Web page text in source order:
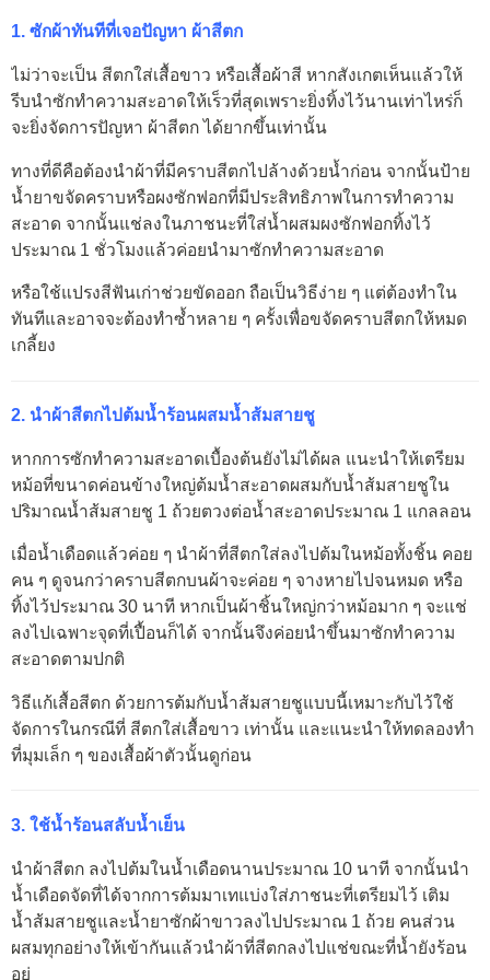
1. ซักผ้าทันทีที่เจอปัญหา ผ้าสีตก
ไม่ว่าจะเป็น สีตกใส่เสื้อขาว หรือเสื้อผ้าสี หากสังเกตเห็นแล้วให้
รีบนำซักทำความสะอาดให้เร็วที่สุดเพราะยิ่งทิ้งไว้นานเท่าไหร่ก็
จะยิ่งจัดการปัญหา ผ้าสีตก ได้ยากขึ้นเท่านั้น
ทางที่ดีคือต้องนำผ้าที่มีคราบสีตกไปล้างด้วยน้ำก่อน จากนั้นป้าย
น้ำยาขจัดคราบหรือผงซักฟอกที่มีประสิทธิภาพในการทำความ
สะอาด จากนั้นแช่ลงในภาชนะที่ใส่น้ำผสมผงซักฟอกทิ้งไว้
ประมาณ 1 ชั่วโมงแล้วค่อยนำมาซักทำความสะอาด
หรือใช้แปรงสีฟันเก่าช่วยขัดออก ถือเป็นวิธีง่าย ๆ แต่ต้องทำใน
ทันทีและอาจจะต้องทำซ้ำหลาย ๆ ครั้งเพื่อขจัดคราบสีตกให้หมด
เกลี้ยง
2. นำผ้าสีตกไปต้มน้ำร้อนผสมน้ำส้มสายชู
หากการซักทำความสะอาดเบื้องต้นยังไม่ได้ผล แนะนำให้เตรียม
หม้อที่ขนาดค่อนข้างใหญ่ต้มน้ำสะอาดผสมกับน้ำส้มสายชูใน
ปริมาณน้ำส้มสายชู 1 ถ้วยตวงต่อน้ำสะอาดประมาณ 1 แกลลอน
เมื่อน้ำเดือดแล้วค่อย ๆ นำผ้าที่สีตกใส่ลงไปต้มในหม้อทั้งชิ้น คอย
คน ๆ ดูจนกว่าคราบสีตกบนผ้าจะค่อย ๆ จางหายไปจนหมด หรือ
ทิ้งไว้ประมาณ 30 นาที หากเป็นผ้าชิ้นใหญ่กว่าหม้อมาก ๆ จะแช่
ลงไปเฉพาะจุดที่เปื้อนก็ได้ จากนั้นจึงค่อยนำขึ้นมาซักทำความ
สะอาดตามปกติ
วิธีแก้เสื้อสีตก ด้วยการต้มกับน้ำส้มสายชูแบบนี้เหมาะกับไว้ใช้
จัดการในกรณีที่ สีตกใส่เสื้อขาว เท่านั้น และแนะนำให้ทดลองทำ
ที่มุมเล็ก ๆ ของเสื้อผ้าตัวนั้นดูก่อน
3. ใช้น้ำร้อนสลับน้ำเย็น
นำผ้าสีตก ลงไปต้มในน้ำเดือดนานประมาณ 10 นาที จากนั้นนำ
น้ำเดือดจัดที่ได้จากการต้มมาเทแบ่งใส่ภาชนะที่เตรียมไว้ เติม
น้ำส้มสายชูและน้ำยาซักผ้าขาวลงไปประมาณ 1 ถ้วย คนส่วน
ผสมทุกอย่างให้เข้ากันแล้วนำผ้าที่สีตกลงไปแช่ขณะที่น้ำยังร้อน
อยู่